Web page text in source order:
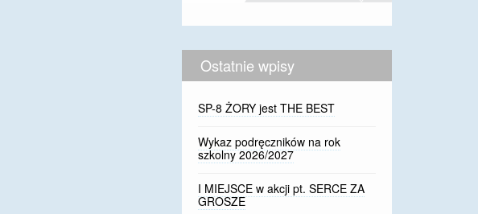
Ostatnie wpisy
SP-8 ŻORY jest THE BEST
Wykaz podręczników na rok
szkolny 2026/2027
I MIEJSCE w akcji pt. SERCE ZA
GROSZE